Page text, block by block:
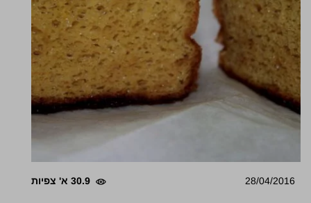
28/04/2016 30.9 א' צפיות